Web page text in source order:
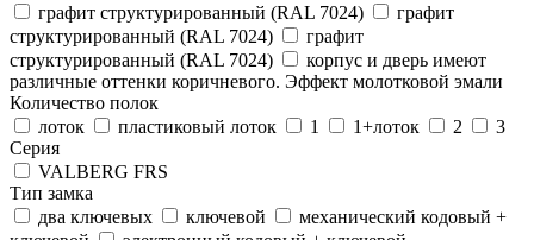
графит структурированный (RAL 7024)
графит
структурированный (RAL 7024)
графит
структурированный (RAL 7024)
корпус и дверь имеют
различные оттенки коричневого. Эффект молотковой эмали
Количество полок
лоток
пластиковый лоток 1 1+лоток 2
3
Серия
VALBERG FRS
Тип замка
два ключевых
ключевой
механический кодовый +